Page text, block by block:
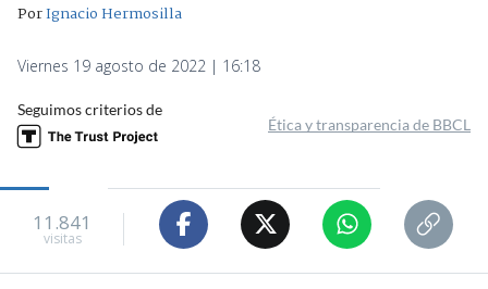
PorIgnacio Hermosilla
Viernes 19 agosto de 2022 | 16:18
Seguimos criterios de
Ética y transparencia de BBCL
11.841
visitas